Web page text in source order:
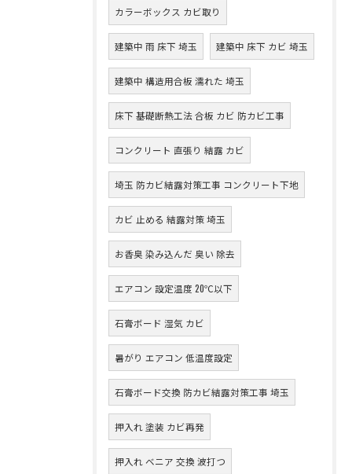
カラーボックス カビ取り
建築中 雨 床下 埼玉 建築中 床下 カビ 埼玉
建築中 構造用合板 濡れた 埼玉
床下 基礎断熱工法 合板 カビ 防カビ工事
コンクリート 直張り 結露 カビ
埼玉 防カビ結露対策工事 コンクリート下地
カビ 止める 結露対策 埼玉
お香臭 染み込んだ 臭い 除去
エアコン 設定温度 20℃以下
石膏ボード 湿気 カビ
暑がり エアコン 低温度設定
石膏ボード交換 防カビ結露対策工事 埼玉
押入れ 塗装 カビ再発
押入れ ベニア 交換 波打つ